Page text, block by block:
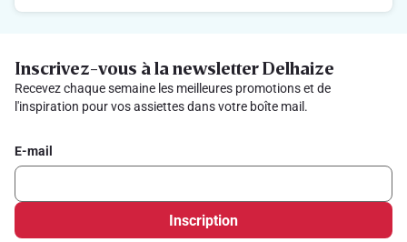
Inscrivez-vous à la newsletter Delhaize
Recevez chaque semaine les meilleures promotions et de
l'inspiration pour vos assiettes dans votre boîte mail.
E-mail
Inscription